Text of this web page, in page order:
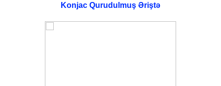
Konjac Qurudulmuş Əriştə